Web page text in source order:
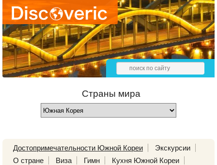
Страны мира
Достопримечательности Южной Кореи
Экскурсии
О стране
Виза Гимн
Кухня Южной Кореи